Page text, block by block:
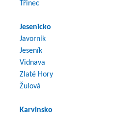
Třinec
Jesenicko
Javorník
Jeseník
Vidnava
Zlaté Hory
Žulová
Karvinsko